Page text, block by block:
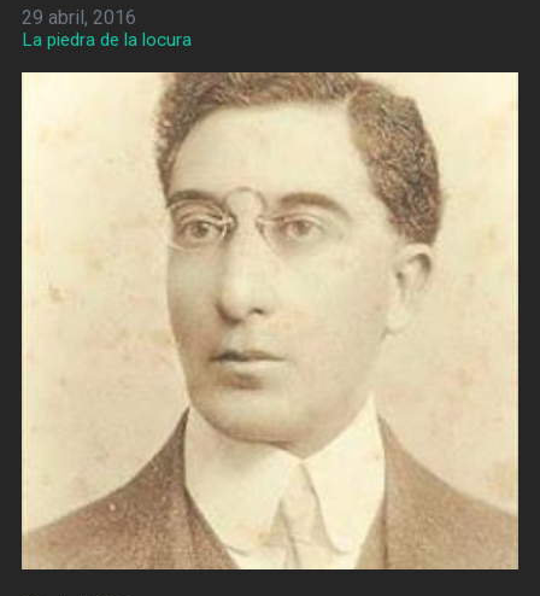
29 abril, 2016
La piedra de la locura